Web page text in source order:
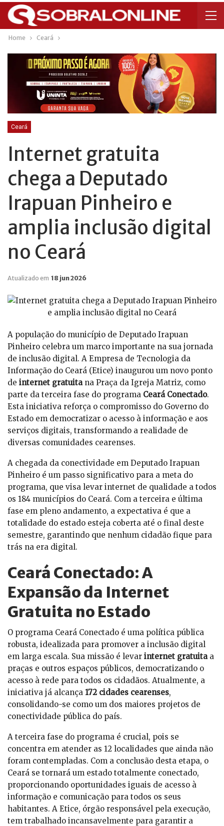
Home Ceará
Ceará
Internet gratuita
chega a Deputado
Irapuan Pinheiro e
amplia inclusão digital
no Ceará
Atualizado em 18 jun 2026
A população do município de Deputado Irapuan
Pinheiro celebra um marco importante na sua jornada
de inclusão digital. A Empresa de Tecnologia da
Informação do Ceará (Etice) inaugurou um novo ponto
de internet gratuitana Praça da Igreja Matriz, como
parte da terceira fase do programa Ceará Conectado.
Esta iniciativa reforça o compromisso do Governo do
Estado em democratizar o acesso à informação e aos
serviços digitais, transformando a realidade de
diversas comunidades cearenses.
A chegada da conectividade em Deputado Irapuan
Pinheiro é um passo significativo para a meta do
programa, que visa levar internet de qualidade a todos
os 184 municípios do Ceará. Com a terceira e última
fase em pleno andamento, a expectativa é que a
totalidade do estado esteja coberta até o final deste
semestre, garantindo que nenhum cidadão fique para
trás na era digital.
Ceará Conectado: A
Expansão da Internet
Gratuita no Estado
O programa Ceará Conectado é uma política pública
robusta, idealizada para promover a inclusão digital
em larga escala. Sua missão é levar internet gratuitaa
praças e outros espaços públicos, democratizando o
acesso à rede para todos os cidadãos. Atualmente, a
iniciativa já alcança 172 cidades cearenses,
consolidando-se como um dos maiores projetos de
conectividade pública do país.
A terceira fase do programa é crucial, pois se
concentra em atender as 12 localidades que ainda não
foram contempladas. Com a conclusão desta etapa, o
Ceará se tornará um estado totalmente conectado,
proporcionando oportunidades iguais de acesso à
informação e comunicação para todos os seus
habitantes. A Etice, órgão responsável pela execução,
tem trabalhado incansavelmente para garantir a